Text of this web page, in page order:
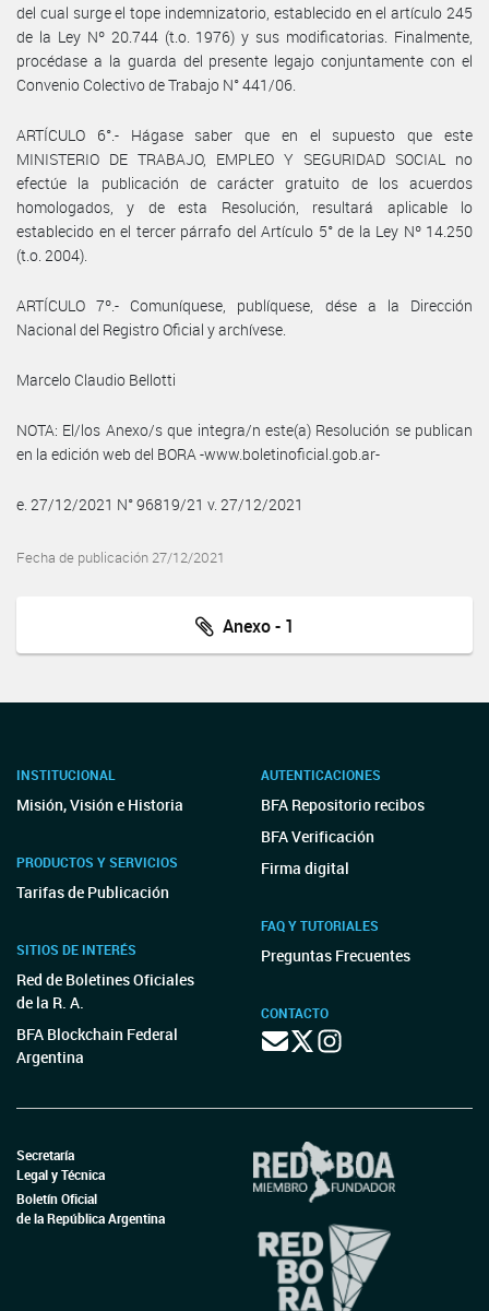
del cual surge el tope indemnizatorio, establecido en el artículo 245
de la Ley Nº 20.744 (t.o. 1976) y sus modificatorias. Finalmente,
procédase a la guarda del presente legajo conjuntamente con el
Convenio Colectivo de Trabajo N° 441/06.
ARTÍCULO 6°.- Hágase saber que en el supuesto que este
MINISTERIO DE TRABAJO, EMPLEO Y SEGURIDAD SOCIAL no
efectúe la publicación de carácter gratuito de los acuerdos
homologados, y de esta Resolución, resultará aplicable lo
establecido en el tercer párrafo del Artículo 5° de la Ley Nº 14.250
(t.o. 2004).
ARTÍCULO 7º.- Comuníquese, publíquese, dése a la Dirección
Nacional del Registro Oficial y archívese.
Marcelo Claudio Bellotti
NOTA: El/los Anexo/s que integra/n este(a) Resolución se publican
en la edición web del BORA -www.boletinoficial.gob.ar-
e. 27/12/2021 N° 96819/21 v. 27/12/2021
Fecha de publicación 27/12/2021
Anexo - 1
INSTITUCIONAL
Misión, Visión e Historia
PRODUCTOS Y SERVICIOS
Tarifas de Publicación
SITIOS DE INTERÉS
Red de Boletines Oficiales
de la R. A.
BFA Blockchain Federal
Argentina
AUTENTICACIONES
BFA Repositorio recibos
BFA Verificación
Firma digital
FAQ Y TUTORIALES
Preguntas Frecuentes
CONTACTO
Secretaría
Legal y Técnica
Boletín Oficial
de la República Argentina